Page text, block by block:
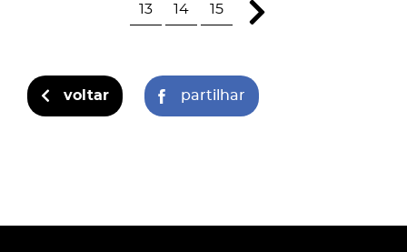
13 14 15
voltar partilhar